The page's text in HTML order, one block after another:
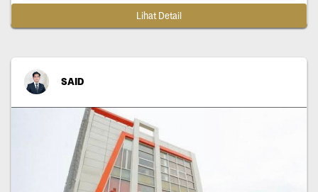
Lihat Detail
SAID